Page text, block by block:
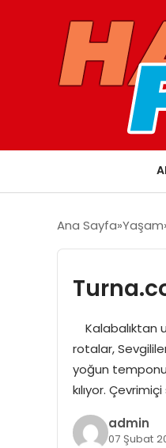
Ana Sayfa Yaşam
Kalabalıktan
rotalar,
yoğun
kılıyor.
admin
07 Şubat